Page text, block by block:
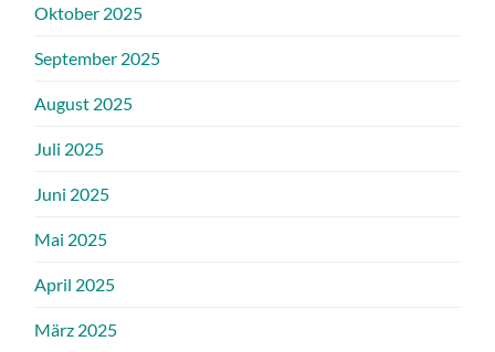
Oktober 2025
September 2025
August 2025
Juli 2025
Juni 2025
Mai 2025
April 2025
März 2025